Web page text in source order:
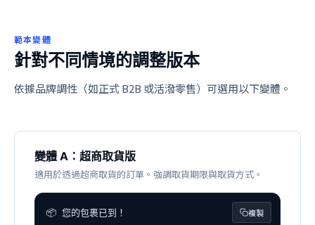
範本變體
針對不同情境的調整版本
依據品牌調性（如正式 B2B 或活潑零售）可選用以下變體。
變體 A：超商取貨版
適用於透過超商取貨的訂單。強調取貨期限與取貨方式。
📦 您的包裹已到！ 複製